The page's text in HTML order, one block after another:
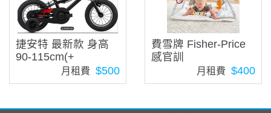
捷安特 最新款 身高
90-115cm(+
月租費 $500
費雪牌 Fisher-Price
感官訓
月租費 $400